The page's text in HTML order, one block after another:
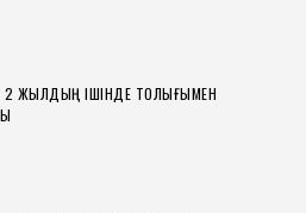
2 ЖЫЛДЫҢ ІШІНДЕ ТОЛЫҒЫМЕН